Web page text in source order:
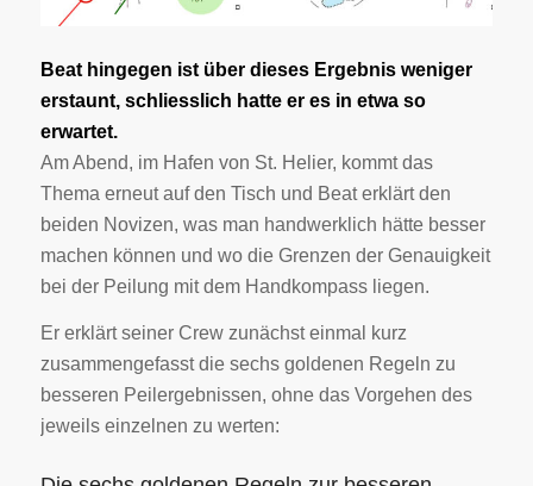
Beat hingegen ist über dieses Ergebnis weniger
erstaunt, schliesslich hatte er es in etwa so
erwartet.
Am Abend, im Hafen von St. Helier, kommt das
Thema erneut auf den Tisch und Beat erklärt den
beiden Novizen, was man handwerklich hätte besser
machen können und wo die Grenzen der Genauigkeit
bei der Peilung mit dem Handkompass liegen.
Er erklärt seiner Crew zunächst einmal kurz
zusammengefasst die sechs goldenen Regeln zu
besseren Peilergebnissen, ohne das Vorgehen des
jeweils einzelnen zu werten: